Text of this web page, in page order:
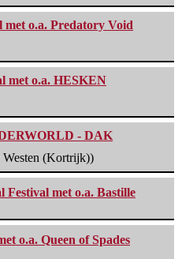
met o.a. Predatory Void
met o.a. HESKEN
- DAK
Westen (Kortrijk))
Festival met o.a. Bastille
o.a. Queen of Spades